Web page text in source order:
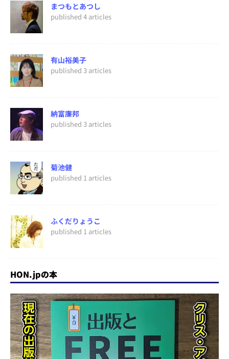
まつもとあつし
published 4 articles
有山裕美子
published 3 articles
納富廉邦
published 3 articles
菊池健
published 1 articles
ふくだりょうこ
published 1 articles
HON.jpの本